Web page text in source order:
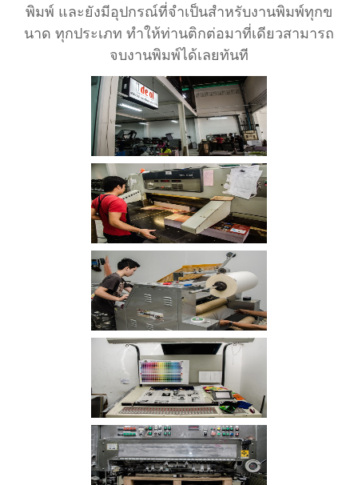
พิมพ์ และยังมีอุปกรณ์ที่จำเป็นสำหรับงานพิมพ์ทุกข
นาด ทุกประเภท ทำให้ท่านติกต่อมาที่เดียวสามารถ
จบงานพิมพ์ได้เลยทันที